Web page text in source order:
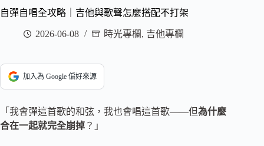
自彈自唱全攻略｜吉他與歌聲怎麼搭配不打架
2026-06-08 時光專欄, 吉他專欄
加入為 Google 偏好來源
「我會彈這首歌的和弦，我也會唱這首歌——但為什麼
合在一起就完全崩掉 ？」